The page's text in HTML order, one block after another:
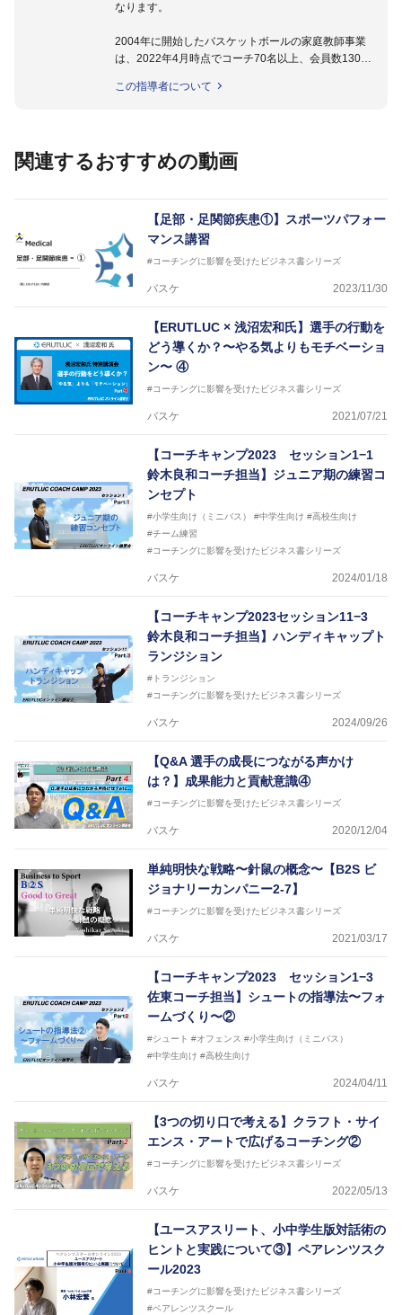
なります。
2004年に開始したバスケットボールの家庭教師事業
は、2022年4月時点でコーチ70名以上、会員数1300
指導実績多数・各地講習会なども担当しており、「は
など多くの書籍・DVDも監修しています。
2016年U12ナショナルキャンプヘッドコーチ
2016年U13ナショナルキャンプヘッドコーチ
2016年男子日本代表サポートコーチ
2017年U12ナショナルキャンプヘッドコーチ
2017年U13ナショナルキャンプヘッドコーチ
2017年男子日本代表サポートコーチ
リーコーチ
2018年U12ナショナルキャンプヘッドコーチ
2018年U13ナショナルキャンプヘッドコーチ
2018年～2021年男子日本代表サポートコーチ
2021年～女子日本代表アシスタントコーチ
この指導者について
関連するおすすめの動画
【足部・足関節疾患①】スポーツパフォー
マンス講習
#コーチングに影響を受けたビジネス書シリーズ
バスケ 2023/11/30
【ERUTLUC × 浅沼宏和氏】選手の行動を
どう導くか？〜やる気よりもモチベーショ
ン〜 ④
#コーチングに影響を受けたビジネス書シリーズ
バスケ 2021/07/21
【コーチキャンプ2023 セッション1−1
鈴木良和コーチ担当】ジュニア期の練習コ
ンセプト
#小学生向け（ミニバス） #中学生向け #高校生向け
#チーム練習
#コーチングに影響を受けたビジネス書シリーズ
バスケ 2024/01/18
【コーチキャンプ2023セッション11−3
鈴木良和コーチ担当】ハンディキャップト
ランジション
#トランジション
#コーチングに影響を受けたビジネス書シリーズ
バスケ 2024/09/26
【Q&A 選手の成長につながる声かけ
は？】成果能力と貢献意識④
#コーチングに影響を受けたビジネス書シリーズ
バスケ 2020/12/04
単純明快な戦略〜針鼠の概念〜【B2S ビ
ジョナリーカンパニー2-7】
#コーチングに影響を受けたビジネス書シリーズ
バスケ 2021/03/17
【コーチキャンプ2023 セッション1−3
佐東コーチ担当】シュートの指導法〜フォ
ームづくり〜②
#シュート #オフェンス #小学生向け（ミニバス）
#中学生向け #高校生向け
バスケ 2024/04/11
【3つの切り口で考える】クラフト・サイ
エンス・アートで広げるコーチング②
#コーチングに影響を受けたビジネス書シリーズ
バスケ 2022/05/13
【ユースアスリート、小中学生版対話術の
ヒントと実践について③】ペアレンツスク
ール2023
#コーチングに影響を受けたビジネス書シリーズ
#ペアレンツスクール